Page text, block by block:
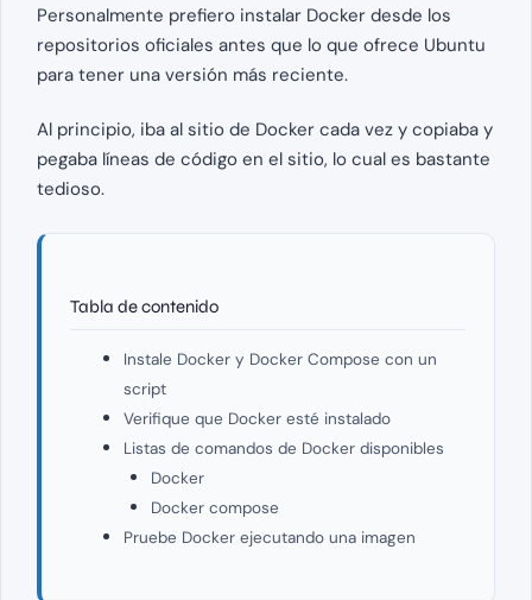
Personalmente prefiero instalar Docker desde los
repositorios oficiales antes que lo que ofrece Ubuntu
para tener una versión más reciente.
Al principio, iba al sitio de Docker cada vez y copiaba y
pegaba líneas de código en el sitio, lo cual es bastante
tedioso.
Tabla de contenido
Instale Docker y Docker Compose con un
script
Verifique que Docker esté instalado
Listas de comandos de Docker disponibles
Docker
Docker compose
Pruebe Docker ejecutando una imagen